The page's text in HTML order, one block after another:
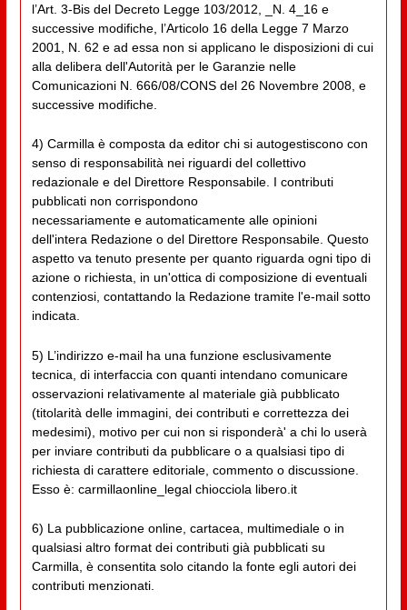
l’Art. 3-Bis del Decreto Legge 103/2012, _N. 4_16 e
successive modifiche, l’Articolo 16 della Legge 7 Marzo
2001, N. 62 e ad essa non si applicano le disposizioni di cui
alla delibera dell'Autorità per le Garanzie nelle
Comunicazioni N. 666/08/CONS del 26 Novembre 2008, e
successive modifiche.
4) Carmilla è composta da editor chi si autogestiscono con
senso di responsabilità nei riguardi del collettivo
redazionale e del Direttore Responsabile. I contributi
pubblicati non corrispondono
necessariamente e automaticamente alle opinioni
dell'intera Redazione o del Direttore Responsabile. Questo
aspetto va tenuto presente per quanto riguarda ogni tipo di
azione o richiesta, in un'ottica di composizione di eventuali
contenziosi, contattando la Redazione tramite l'e-mail sotto
indicata.
5) L’indirizzo e-mail ha una funzione esclusivamente
tecnica, di interfaccia con quanti intendano comunicare
osservazioni relativamente al materiale già pubblicato
(titolarità delle immagini, dei contributi e correttezza dei
medesimi), motivo per cui non si risponderà' a chi lo userà
per inviare contributi da pubblicare o a qualsiasi tipo di
richiesta di carattere editoriale, commento o discussione.
Esso è: carmillaonline_legal chiocciola libero.it
6) La pubblicazione online, cartacea, multimediale o in
qualsiasi altro format dei contributi già pubblicati su
Carmilla, è consentita solo citando la fonte egli autori dei
contributi menzionati.